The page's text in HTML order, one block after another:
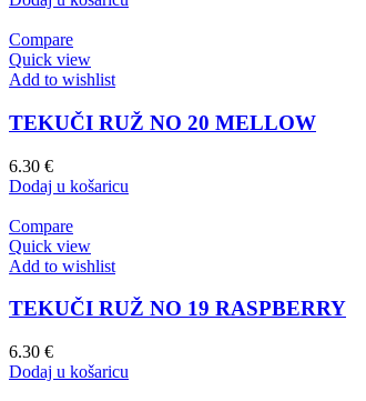
Compare
Quick view
Add to wishlist
TEKUČI RUŽ NO 20 MELLOW
6.30 €
Dodaj u košaricu
Compare
Quick view
Add to wishlist
TEKUČI RUŽ NO 19 RASPBERRY
6.30 €
Dodaj u košaricu